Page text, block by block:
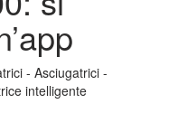
- Asciugatrici -
intelligente